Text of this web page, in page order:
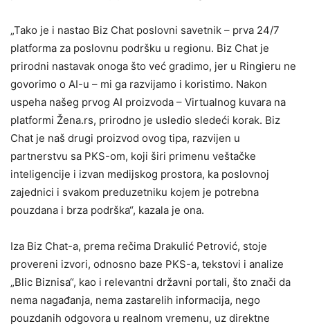
„Tako je i nastao Biz Chat poslovni savetnik – prva 24/7
platforma za poslovnu podršku u regionu. Biz Chat je
prirodni nastavak onoga što već gradimo, jer u Ringieru ne
govorimo o AI-u – mi ga razvijamo i koristimo. Nakon
uspeha našeg prvog AI proizvoda – Virtualnog kuvara na
platformi Žena.rs, prirodno je usledio sledeći korak. Biz
Chat je naš drugi proizvod ovog tipa, razvijen u
partnerstvu sa PKS-om, koji širi primenu veštačke
inteligencije i izvan medijskog prostora, ka poslovnoj
zajednici i svakom preduzetniku kojem je potrebna
pouzdana i brza podrška“, kazala je ona.
Iza Biz Chat-a, prema rečima Drakulić Petrović, stoje
provereni izvori, odnosno baze PKS-a, tekstovi i analize
„Blic Biznisa“, kao i relevantni državni portali, što znači da
nema nagađanja, nema zastarelih informacija, nego
pouzdanih odgovora u realnom vremenu, uz direktne